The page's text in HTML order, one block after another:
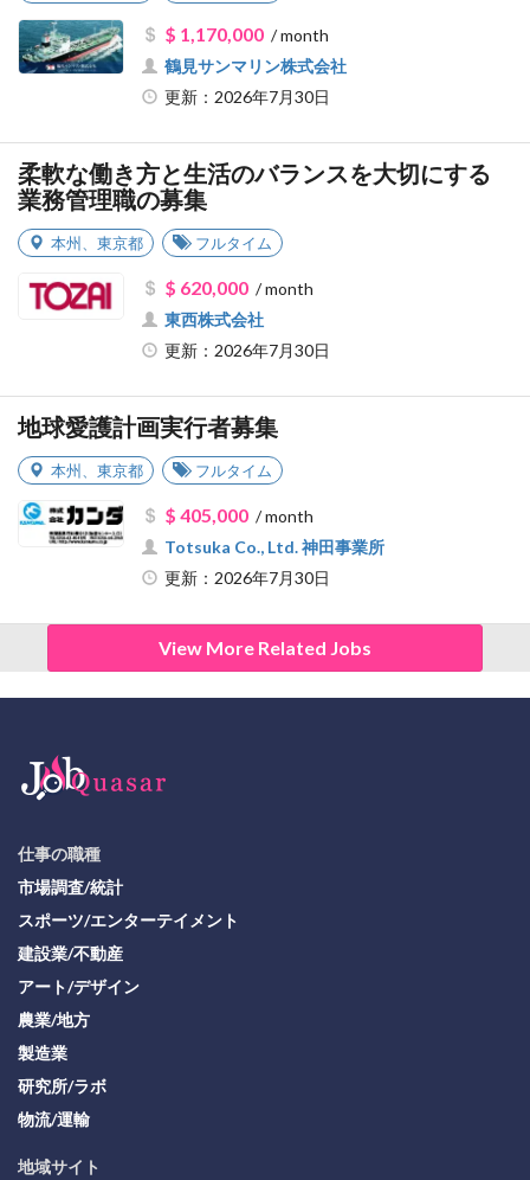
$ 1,170,000/ month
鶴見サンマリン株式会社
更新：2026年7月30日
柔軟な働き方と生活のバランスを大切にする
業務管理職の募集
本州 東京都 フルタイム
$ 620,000/ month
東西株式会社
更新：2026年7月30日
地球愛護計画実行者募集
本州 東京都 フルタイム
$ 405,000/ month
Totsuka Co., Ltd. 神田事業所
更新：2026年7月30日
View More Related Jobs
仕事の職種
市場調査/統計
スポーツ/エンターテイメント
建設業/不動産
アート/デザイン
農業/地方
製造業
研究所/ラボ
物流/運輸
地域サイト